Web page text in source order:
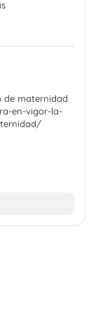
de maternidad
en-vigor-la-